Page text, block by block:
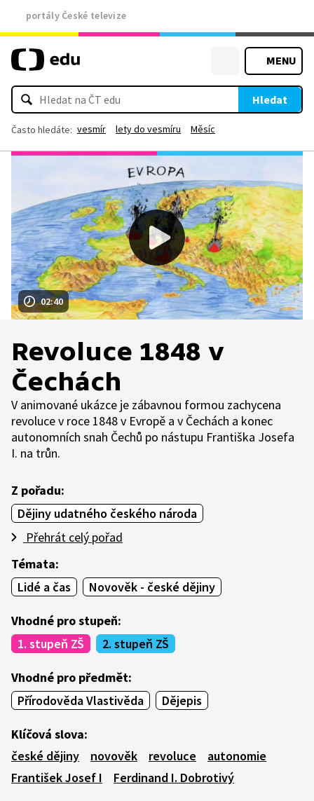
portály České televize
MENU
Hledat
Často hledáte: vesmír lety do vesmíru Měsíc
02:40
Revoluce 1848 v
Čechách
V animované ukázce je zábavnou formou zachycena
revoluce v roce 1848 v Evropě a v Čechách a konec
autonomních snah Čechů po nástupu Františka Josefa
I. na trůn.
Z pořadu:
Dějiny udatného českého národa
Přehrát celý pořad
Témata:
Lidé a čas
Novověk - české dějiny
Vhodné pro stupeň:
1. stupeň ZŠ
2. stupeň ZŠ
Vhodné pro předmět:
Přírodověda Vlastivěda
Dějepis
Klíčová slova:
české dějiny
novověk revoluce
autonomie
František Josef I
Ferdinand I. Dobrotivý